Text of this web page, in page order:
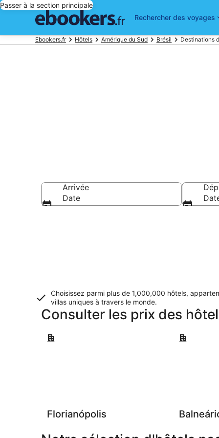
Passer à la section principale
Rechercher des voyages
Ebookers.fr Hôtels Amérique du Sud Brésil Destinations
Arrivée
Date
Choisissez parmi plus de 1,000,000 hôtels,
villas uniques à travers le monde.
Consulter les prix des
Florianópolis
Florianópolis Balneário